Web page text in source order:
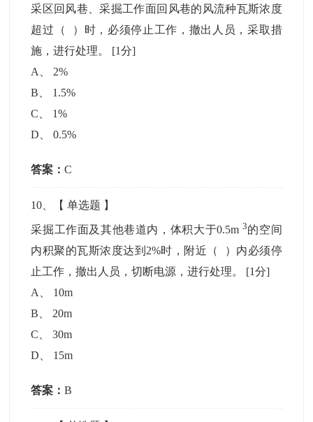
采区回风巷、采掘工作面回风巷的风流种瓦斯浓度
超过（ ）时，必须停止工作，撤出人员，采取措
施，进行处理。 [1分]
A
2%
B
1.5%
C
1%
D 、0.5%
答案：C
10 、【单选题 】
采掘工作面及其他巷道内，体积大于0.5m 3的空间
内积聚的瓦斯浓度达到2%时，附近（ ）内必须停
止工作，撤出人员，切断电源，进行处理。 [1分]
A
10m
B
20m
C 、30m
D
15m
答案：B